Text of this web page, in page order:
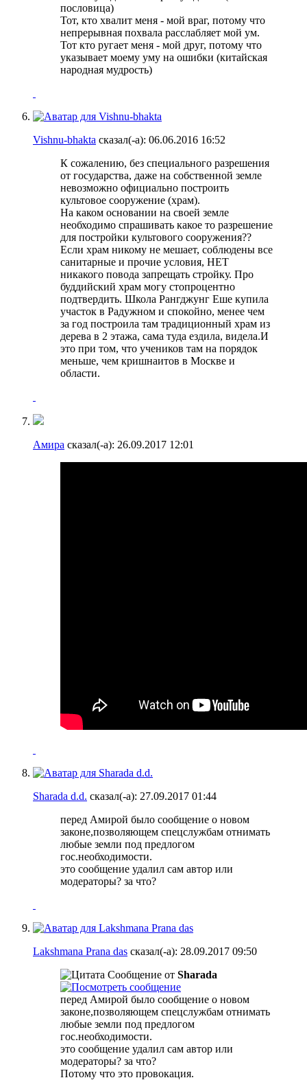
пословица)
Тот, кто хвалит меня - мой враг, потому что
непрерывная похвала расслабляет мой ум.
Тот кто ругает меня - мой друг, потому что
указывает моему уму на ошибки (китайская
народная мудрость)
Vishnu-bhakta сказал(-а): 06.06.2016 16:52
К сожалению, без специального разрешения
от государства, даже на собственной земле
невозможно официально построить
культовое сооружение (храм).
На каком основании на своей земле
необходимо спрашивать какое то разрешение
для постройки культового сооружения??
Если храм никому не мешает, соблюдены все
санитарные и прочие условия, НЕТ
никакого повода запрещать стройку. Про
буддийский храм могу стопроцентно
подтвердить. Школа Рангджунг Еше купила
участок в Радужном и спокойно, менее чем
за год построила там традиционный храм из
дерева в 2 этажа, сама туда ездила, видела.И
это при том, что учеников там на порядок
меньше, чем кришнаитов в Москве и
области.
Амира сказал(-а): 26.09.2017 12:01
Sharada d.d. сказал(-а): 27.09.2017 01:44
перед Амирой было сообщение о новом
законе,позволяющем спецслужбам отнимать
любые земли под предлогом
гос.необходимости.
это сообщение удалил сам автор или
модераторы? за что?
Lakshmana Prana das сказал(-а): 28.09.2017 09:50
Сообщение от Sharada
перед Амирой было сообщение о новом
законе,позволяющем спецслужбам отнимать
любые земли под предлогом
гос.необходимости.
это сообщение удалил сам автор или
модераторы? за что?
Потому что это провокация.